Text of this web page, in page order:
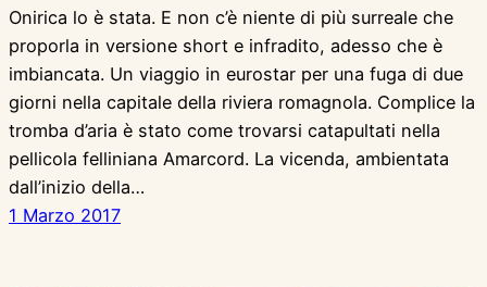
Onirica lo è stata. E non c’è niente di più surreale che
proporla in versione short e infradito, adesso che è
imbiancata. Un viaggio in eurostar per una fuga di due
giorni nella capitale della riviera romagnola. Complice la
tromba d’aria è stato come trovarsi catapultati nella
pellicola felliniana Amarcord. La vicenda, ambientata
dall’inizio della…
1 Marzo 2017